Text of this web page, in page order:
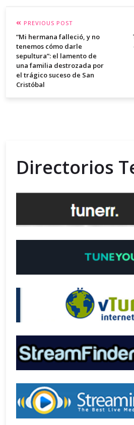
PREVIOUS POST
“Mi hermana falleció, y no
tenemos cómo darle
sepultura”: el lamento de
una familia destrozada por
el trágico suceso de San
Cristóbal
Directorios